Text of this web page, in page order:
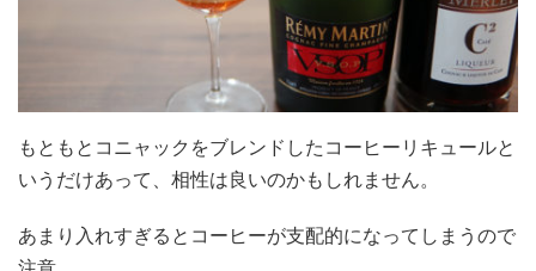
もともとコニャックをブレンドしたコーヒーリキュールと
いうだけあって、相性は良いのかもしれません。
あまり入れすぎるとコーヒーが支配的になってしまうので